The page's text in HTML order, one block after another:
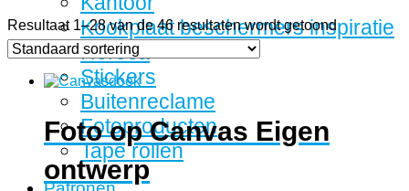
Kookplaat beschermers inspiratie
Horeca
Stickers
Buitenreclame
Fotoproducten
Tape rollen
Resultaat 1–28 van de 46 resultaten wordt getoond
Foto op Canvas Eigen
ontwerp